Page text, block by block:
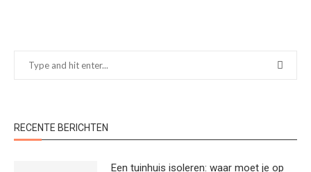
RECENTE BERICHTEN
Een tuinhuis isoleren: waar moet je op